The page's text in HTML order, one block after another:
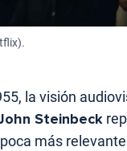
la visión
Steinbeck
más